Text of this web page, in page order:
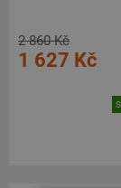
2 860 Kč
1 627 Kč